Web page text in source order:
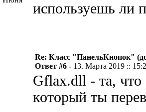
используешь ли
Re: Класс "ПанельКнопок"
Ответ #6 - 13. Марта 2019 ::
Gflax.dll - та, что
который ты